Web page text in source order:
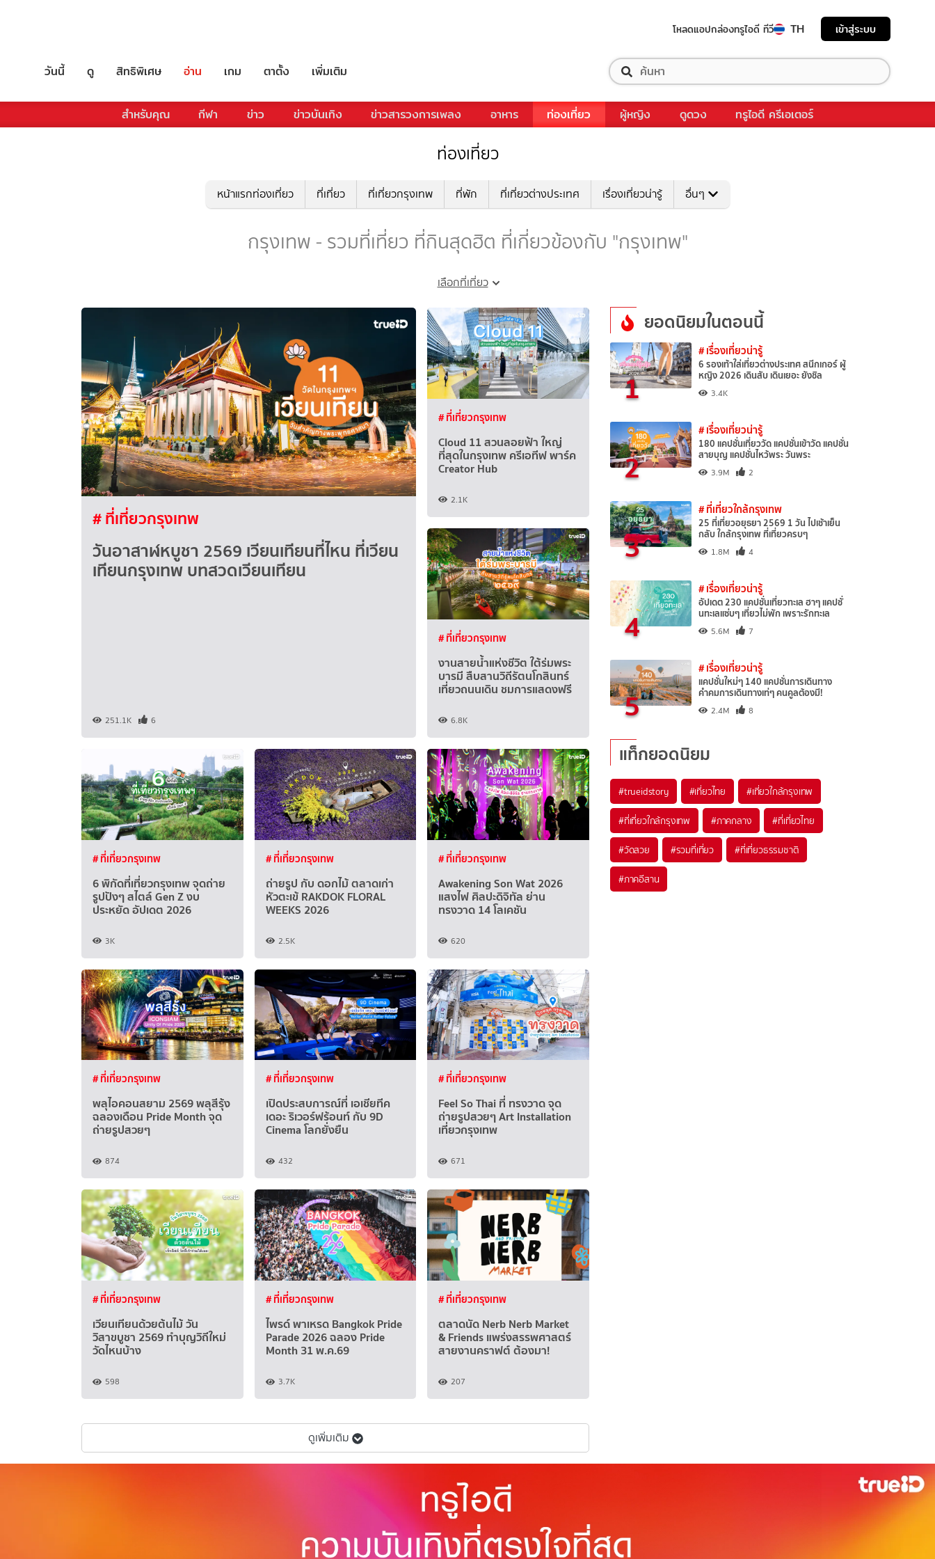
โหลดแอปกล่องทรูไอดี ทีวี TH เข้าสู่ระบบ
วันนี้ ดู สิทธิพิเศษ อ่าน เกม ตาตั้ง เพิ่มเติม
สำหรับคุณ กีฬา ข่าว ข่าวบันเทิง ข่าวสารวงการเพลง อาหาร ท่องเที่ยว ผู้หญิง ดูดวง ทรูไอดี ครีเอเตอร์
ท่องเที่ยว
หน้าแรกท่องเที่ยว ที่เที่ยว ที่เที่ยวกรุงเทพ ที่พัก ที่เที่ยวต่างประเทศ เรื่องเที่ยวน่ารู้ อื่นๆ
กรุงเทพ - รวมที่เที่ยว ที่กินสุดฮิต ที่เกี่ยวข้องกับ "กรุงเทพ"
เลือกที่เที่ยว
# ที่เที่ยวกรุงเทพ
วันอาสาฬหบูชา 2569 เวียนเทียนที่ไหน ที่เวียน
เทียนกรุงเทพ บทสวดเวียนเทียน
251.1K 6
# ที่เที่ยวกรุงเทพ
Cloud 11 สวนลอยฟ้า ใหญ่
ที่สุดในกรุงเทพ ครีเอทีฟ พาร์ค
Creator Hub
2.1K
# ที่เที่ยวกรุงเทพ
งานสายน้ำแห่งชีวิต ใต้ร่มพระ
บารมี สืบสานวิถีรัตนโกสินทร์
เที่ยวถนนเดิน ชมการแสดงฟรี
6.8K
# ที่เที่ยวกรุงเทพ
6 พิกัดที่เที่ยวกรุงเทพ จุดถ่าย
รูปปังๆ สไตล์ Gen Z งบ
ประหยัด อัปเดต 2026
3K
# ที่เที่ยวกรุงเทพ
ถ่ายรูป กับ ดอกไม้ ตลาดเก่า
หัวตะเข้ RAKDOK FLORAL
WEEKS 2026
2.5K
# ที่เที่ยวกรุงเทพ
Awakening Son Wat 2026
แสงไฟ ศิลปะดิจิทัล ย่าน
ทรงวาด 14 โลเคชัน
620
# ที่เที่ยวกรุงเทพ
พลุไอคอนสยาม 2569 พลุสีรุ้ง
ฉลองเดือน Pride Month จุด
ถ่ายรูปสวยๆ
874
# ที่เที่ยวกรุงเทพ
เปิดประสบการณ์ที่ เอเชียทีค
เดอะ ริเวอร์ฟร้อนท์ กับ 9D
Cinema โลกยั่งยืน
432
# ที่เที่ยวกรุงเทพ
Feel So Thai ที่ ทรงวาด จุด
ถ่ายรูปสวยๆ Art Installation
เที่ยวกรุงเทพ
671
# ที่เที่ยวกรุงเทพ
เวียนเทียนด้วยต้นไม้ วัน
วิสาขบูชา 2569 ทำบุญวิถีใหม่
วัดไหนบ้าง
598
# ที่เที่ยวกรุงเทพ
ไพรด์ พาเหรด Bangkok Pride
Parade 2026 ฉลอง Pride
Month 31 พ.ค.69
3.7K
# ที่เที่ยวกรุงเทพ
ตลาดนัด Nerb Nerb Market
& Friends แพร่งสรรพศาสตร์
สายงานคราฟต์ ต้องมา!
207
ดูเพิ่มเติม
ยอดนิยมในตอนนี้
1
# เรื่องเที่ยวน่ารู้
6 รองเท้าใส่เที่ยวต่างประเทศ สนีกเกอร์ ผู้
หญิง 2026 เดินสับ เดินเยอะ ยังชิล
3.4K
2
# เรื่องเที่ยวน่ารู้
180 แคปชั่นเที่ยววัด แคปชั่นเข้าวัด แคปชั่น
สายบุญ แคปชั่นไหว้พระ วันพระ
3.9M 2
3
# ที่เที่ยวใกล้กรุงเทพ
25 ที่เที่ยวอยุธยา 2569 1 วัน ไปเช้าเย็น
กลับ ใกล้กรุงเทพ ที่เที่ยวครบๆ
1.8M 4
4
# เรื่องเที่ยวน่ารู้
อัปเดต 230 แคปชั่นเที่ยวทะเล ฮาๆ แคปชั่
นทะเลแซ่บๆ เที่ยวไม่พัก เพราะรักทะเล
5.6M 7
5
# เรื่องเที่ยวน่ารู้
แคปชั่นใหม่ๆ 140 แคปชั่นการเดินทาง
คำคมการเดินทางเท่ๆ คนคูลต้องมี!
2.4M 8
แท็กยอดนิยม
#trueidstory #เที่ยวไทย #เที่ยวใกล้กรุงเทพ
#ที่เที่ยวใกล้กรุงเทพ #ภาคกลาง #ที่เที่ยวไทย
#วัดสวย #รวมที่เที่ยว #ที่เที่ยวธรรมชาติ
#ภาคอีสาน